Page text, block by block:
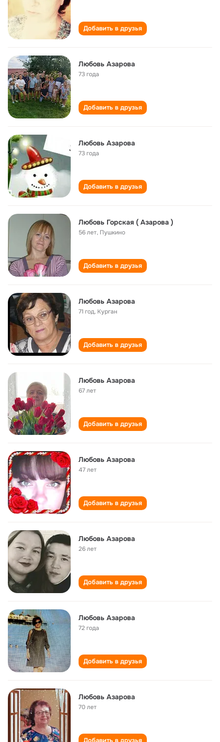
Добавить в друзья
Любовь Азарова
73 года
Добавить в друзья
Любовь Азарова
73 года
Добавить в друзья
Любовь Горская ( Азарова )
56 лет, Пушкино
Добавить в друзья
Любовь Азарова
71 год, Курган
Добавить в друзья
Любовь Азарова
67 лет
Добавить в друзья
Любовь Азарова
47 лет
Добавить в друзья
Любовь Азарова
26 лет
Добавить в друзья
Любовь Азарова
72 года
Добавить в друзья
Любовь Азарова
70 лет
Добавить в друзья